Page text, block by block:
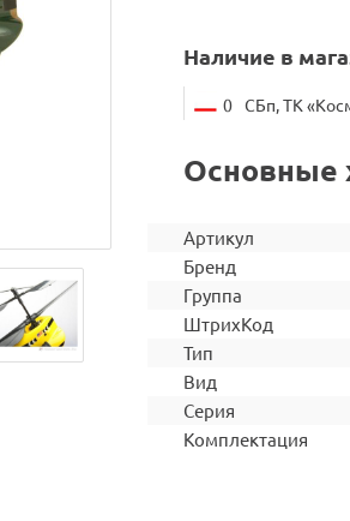
Наличие в
0 СБп, ТК
Основные
Артикул
Бренд
Группа
ШтрихКод
Тип
Вид
Серия
Комплектация